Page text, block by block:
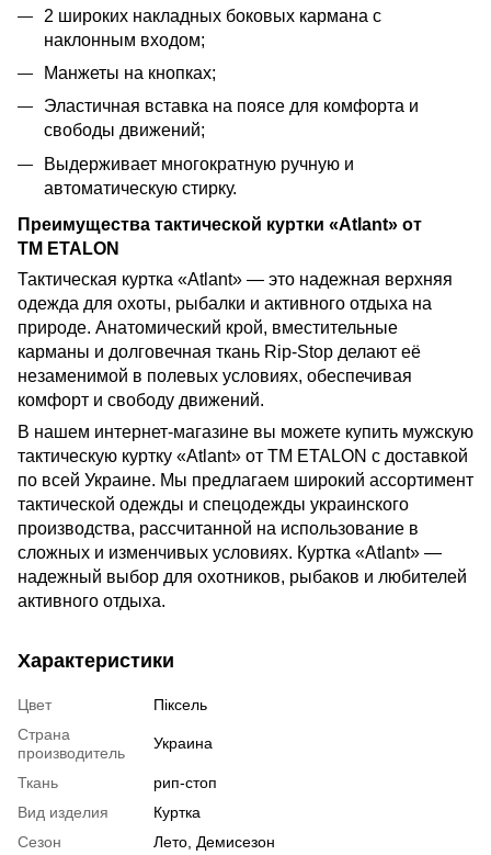
2 широких накладных боковых кармана с
наклонным входом;
Манжеты на кнопках;
Эластичная вставка на поясе для комфорта и
свободы движений;
Выдерживает многократную ручную и
автоматическую стирку.
Преимущества тактической куртки «Atlant» от
TM ETALON
Тактическая куртка «Atlant» — это надежная верхняя
одежда для охоты, рыбалки и активного отдыха на
природе. Анатомический крой, вместительные
карманы и долговечная ткань Rip-Stop делают её
незаменимой в полевых условиях, обеспечивая
комфорт и свободу движений.
В нашем интернет-магазине вы можете купить мужскую
тактическую куртку «Atlant» от TM ETALON с доставкой
по всей Украине. Мы предлагаем широкий ассортимент
тактической одежды и спецодежды украинского
производства, рассчитанной на использование в
сложных и изменчивых условиях. Куртка «Atlant» —
надежный выбор для охотников, рыбаков и любителей
активного отдыха.
Характеристики
Цвет
Піксель
Страна
производитель
Украина
Ткань
рип-стоп
Вид изделия
Куртка
Сезон
Лето, Демисезон